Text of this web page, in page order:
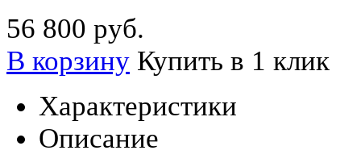
56 800 руб.
В корзину Купить в 1 клик
Характеристики
Описание